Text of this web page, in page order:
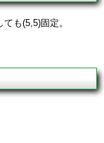
も(5,5)固定。